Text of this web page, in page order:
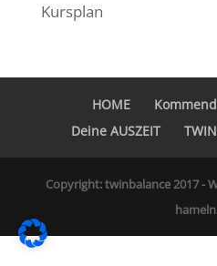
Kursplan
HOME
Deine AUSZEIT
Copyright: twinbalance 2017 -